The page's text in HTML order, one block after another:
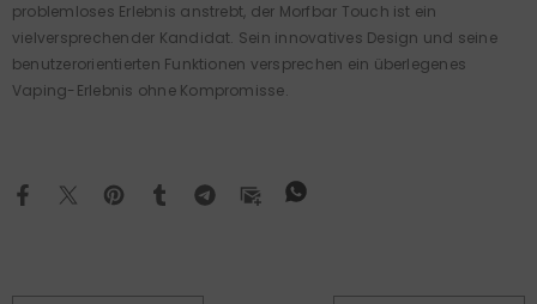
problemloses Erlebnis anstrebt, der Morfbar Touch ist ein
vielversprechender Kandidat. Sein innovatives Design und seine
benutzerorientierten Funktionen versprechen ein überlegenes
Vaping-Erlebnis ohne Kompromisse.